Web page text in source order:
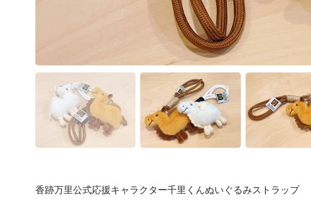
香跡万里公式応援キャラクター千里くんぬいぐるみストラップ